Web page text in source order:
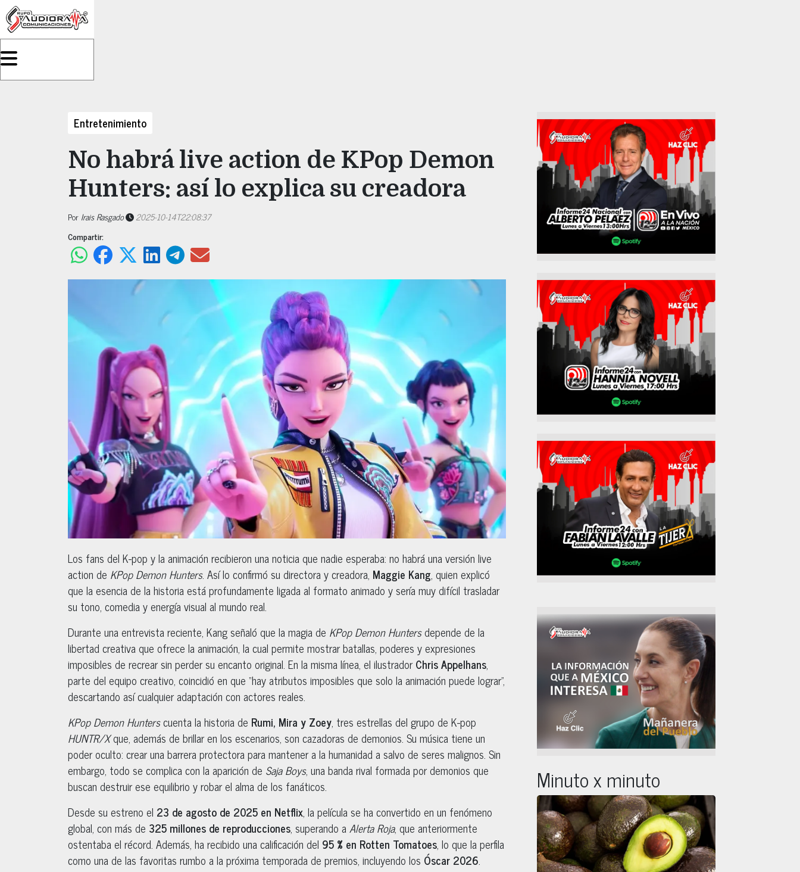
Entretenimiento
No habrá live action de KPop Demon
Hunters: así lo explica su creadora
Por Irais Rasgado
2025-10-14T22:08:37
Compartir:
Los fans del K-pop y la animación recibieron una noticia que nadie esperaba: no habrá una versión live
action de KPop Demon Hunters. Así lo confirmó su directora y creadora, Maggie Kang, quien explicó
que la esencia de la historia está profundamente ligada al formato animado y sería muy difícil trasladar
su tono, comedia y energía visual al mundo real.
Durante una entrevista reciente, Kang señaló que la magia de KPop Demon Huntersdepende de la
libertad creativa que ofrece la animación, la cual permite mostrar batallas, poderes y expresiones
imposibles de recrear sin perder su encanto original. En la misma línea, el ilustradorChris Appelhans,
parte del equipo creativo, coincidió en que “hay atributos imposibles que solo la animación puede lograr”,
descartando así cualquier adaptación con actores reales.
KPop Demon Hunterscuenta la historia de Rumi, Mira y Zoey, tres estrellas del grupo de K-pop
HUNTR/Xque, además de brillar en los escenarios, son cazadoras de demonios. Su música tiene un
poder oculto: crear una barrera protectora para mantener a la humanidad a salvo de seres malignos. Sin
embargo, todo se complica con la aparición de Saja Boys, una banda rival formada por demonios que
buscan destruir ese equilibrio y robar el alma de los fanáticos.
Desde su estreno el 23 de agosto de 2025 en Netflix, la película se ha convertido en un fenómeno
global, con más de 325 millones de reproducciones, superando aAlerta Roja, que anteriormente
ostentaba el récord. Además, ha recibido una calificación del 95 % en Rotten Tomatoes, lo que la perfila
como una de las favoritas rumbo a la próxima temporada de premios, incluyendo los Óscar 2026.
Minuto x minuto